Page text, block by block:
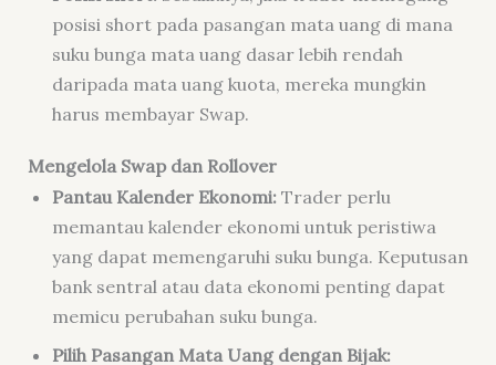
posisi short pada pasangan mata uang di mana
suku bunga mata uang dasar lebih rendah
daripada mata uang kuota, mereka mungkin
harus membayar Swap.
Mengelola Swap dan Rollover
Pantau Kalender Ekonomi:Trader perlu
memantau kalender ekonomi untuk peristiwa
yang dapat memengaruhi suku bunga. Keputusan
bank sentral atau data ekonomi penting dapat
memicu perubahan suku bunga.
Pilih Pasangan Mata Uang dengan Bijak: